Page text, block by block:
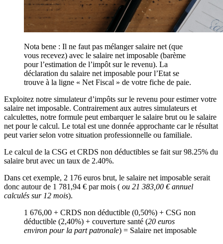
Nota bene : Il ne faut pas mélanger salaire net (que
vous recevez) avec le salaire net imposable (barème
pour l’estimation de l’impôt sur le revenu). La
déclaration du salaire net imposable pour l’Etat se
trouve à la ligne « Net Fiscal » de votre fiche de paie.
Exploitez notre simulateur d’impôts sur le revenu pour estimer votre
salaire net imposable. Contrairement aux autres simulateurs et
calculettes, notre formule peut embarquer le salaire brut ou le salaire
net pour le calcul. Le total est une donnée approchante car le résultat
peut varier selon votre situation professionnelle ou familiale.
Le calcul de la CSG et CRDS non déductibles se fait sur 98.25% du
salaire brut avec un taux de 2.40%.
Dans cet exemple, 2 176 euros brut, le salaire net imposable serait
donc autour de 1 781,94 € par mois ( ou 21 383,00 € annuel
calculés sur 12 mois).
1 676,00 + CRDS non déductible (0,50%) + CSG non
déductible (2,40%) + couverture santé (20 euros
environ pour la part patronale) = Salaire net imposable